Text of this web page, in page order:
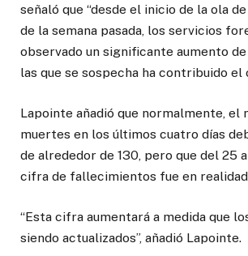
señaló que “desde el inicio de la ola
de la semana pasada, los servicios
observado un significante aumento
las que se sospecha ha contribuido el
Lapointe añadió que normalmente, el
muertes en los últimos cuatro días
de alrededor de 130, pero que del 25
cifra de fallecimientos fue en
“Esta cifra aumentará a medida que
siendo actualizados”, añadió Lapointe.